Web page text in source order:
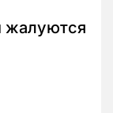
жалуются